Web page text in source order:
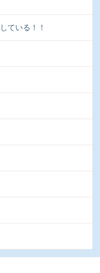
ている！！